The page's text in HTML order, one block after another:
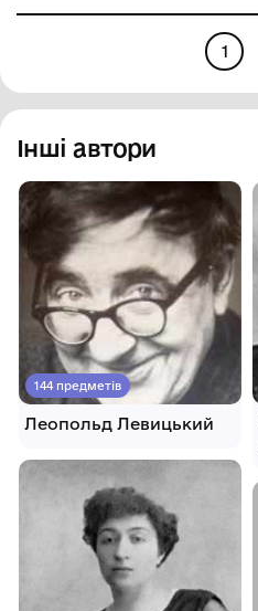
1
Інші автори
144 предметів
Леопольд Левицький